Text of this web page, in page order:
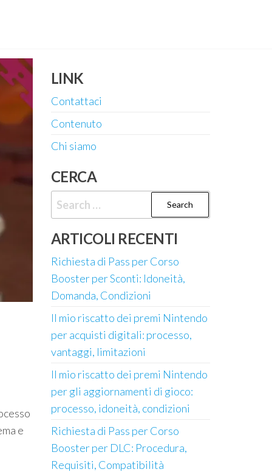
e
LINK
Contattaci
Contenuto
Chi siamo
CERCA
Search
for:
ARTICOLI RECENTI
Richiesta di Pass per Corso
Booster per Sconti: Idoneità,
Domanda, Condizioni
Il mio riscatto dei premi Nintendo
per acquisti digitali: processo,
vantaggi, limitazioni
Il mio riscatto dei premi Nintendo
per gli aggiornamenti di gioco:
processo, idoneità, condizioni
Richiesta di Pass per Corso
Booster per DLC: Procedura,
Requisiti, Compatibilità